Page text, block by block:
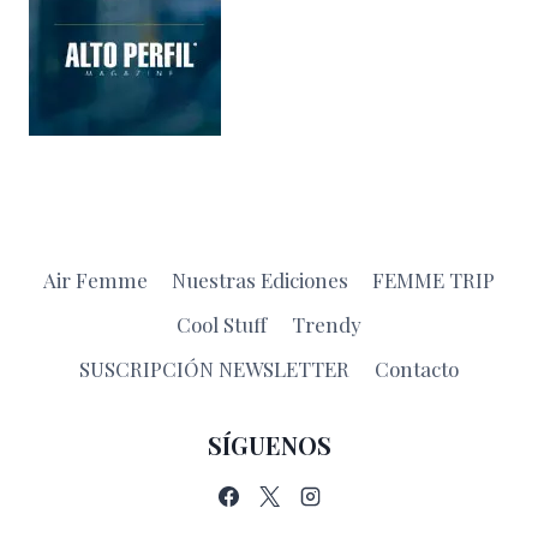
Air Femme Nuestras Ediciones
FEMME TRIP
Cool Stuff
Trendy
SUSCRIPCIÓN NEWSLETTER
Contacto
SÍGUENOS